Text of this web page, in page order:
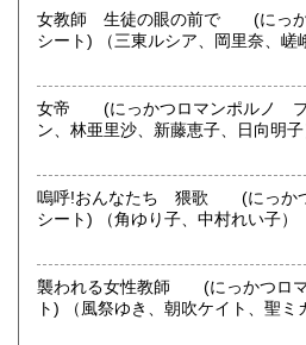
書籍の買取について
取り扱い分野
歴史、社会科学、美術工芸、趣味、
女教師 生徒の眼の前で (にっか
シート) （三東ルシア、岡里奈、
女帝 (にっかつロマンポルノ プレスシ
ン、林亜里沙、新藤恵子、日向明子
嗚呼!おんなたち 猥歌 (にっか
シート) （角ゆり子、中村れい子）
襲われる女性教師 (にっかつロ
ト) （風祭ゆき、朝吹ケイト、聖ミ